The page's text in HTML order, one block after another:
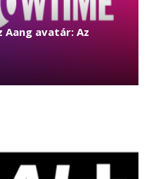
Aang avatár: Az